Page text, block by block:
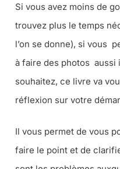
Si vous avez moins de
trouvez plus le temps
l’on se donne), si vous
à faire des photos aussi
souhaitez, ce livre va
réflexion sur votre
Il vous permet de vous
faire le point et de